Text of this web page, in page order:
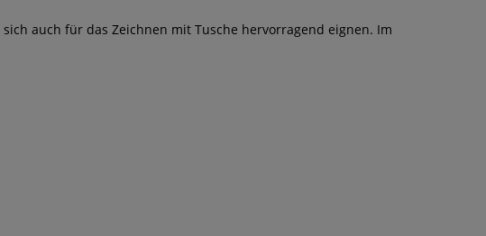
auch für das Zeichnen mit Tusche hervorragend eignen. Im